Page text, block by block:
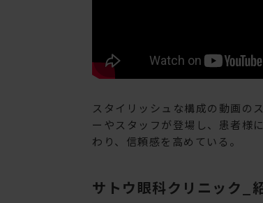
スタイリッシュな構成の動画の
ーやスタッフが登場し、患者様
わり、信頼感を高めている。
サトウ眼科クリニック_